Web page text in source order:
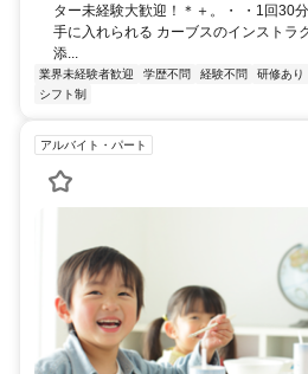
ター未経験大歓迎！＊＋。・ ・1回30
手に入れられる カーブスのインストラ
添...
業界未経験者歓迎 学歴不問 経験不問 研修あり
シフト制
アルバイト・パート